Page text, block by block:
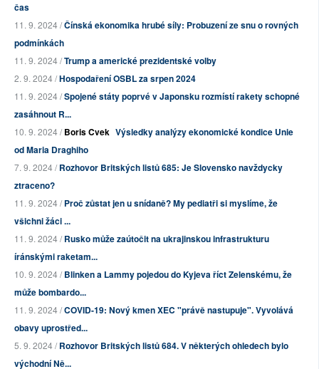
čas
11. 9. 2024 /Čínská ekonomika hrubé síly: Probuzení ze snu o rovných
podmínkách
11. 9. 2024 /Trump a americké prezidentské volby
2. 9. 2024 /Hospodaření OSBL za srpen 2024
11. 9. 2024 /Spojené státy poprvé v Japonsku rozmístí rakety schopné
zasáhnout R...
10. 9. 2024 /Boris Cvek Výsledky analýzy ekonomické kondice Unie
od Maria Draghiho
7. 9. 2024 /Rozhovor Britských listů 685: Je Slovensko navždycky
ztraceno?
11. 9. 2024 /Proč zůstat jen u snídaně? My pediatři si myslíme, že
všichni žáci ...
11. 9. 2024 /Rusko může zaútočit na ukrajinskou infrastrukturu
íránskými raketam...
10. 9. 2024 /Blinken a Lammy pojedou do Kyjeva říct Zelenskému, že
může bombardo...
11. 9. 2024 /COVID-19: Nový kmen XEC "právě nastupuje". Vyvolává
obavy uprostřed...
5. 9. 2024 /Rozhovor Britských listů 684. V některých ohledech bylo
východní Ně...